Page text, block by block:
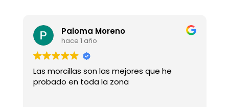
Paloma Moreno
hace 1 año
Las morcillas son las mejores que he
probado en toda la zona